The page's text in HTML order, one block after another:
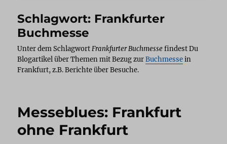
Schlagwort: Frankfurter
Buchmesse
Unter dem SchlagwortFrankfurter Buchmessefindest Du
Blogartikel über Themen mit Bezug zurBuchmessein
Frankfurt, z.B. Berichte über Besuche.
Messeblues: Frankfurt
ohne Frankfurt